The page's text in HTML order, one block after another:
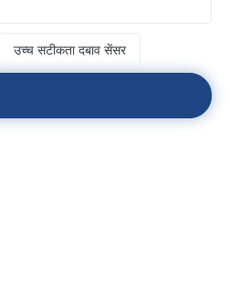
उच्च सटीकता दबाव सेंसर